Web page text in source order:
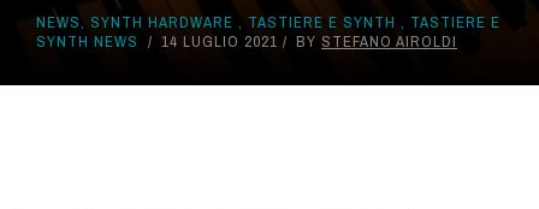
NEWS, SYNTH HARDWARE , TASTIERE E SYNTH , TASTIERE E
SYNTH NEWS
14 LUGLIO 2021 BY STEFANO AIROLDI